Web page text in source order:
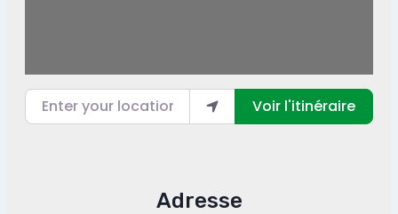
Enter your location
Voir l'itinéraire
Adresse